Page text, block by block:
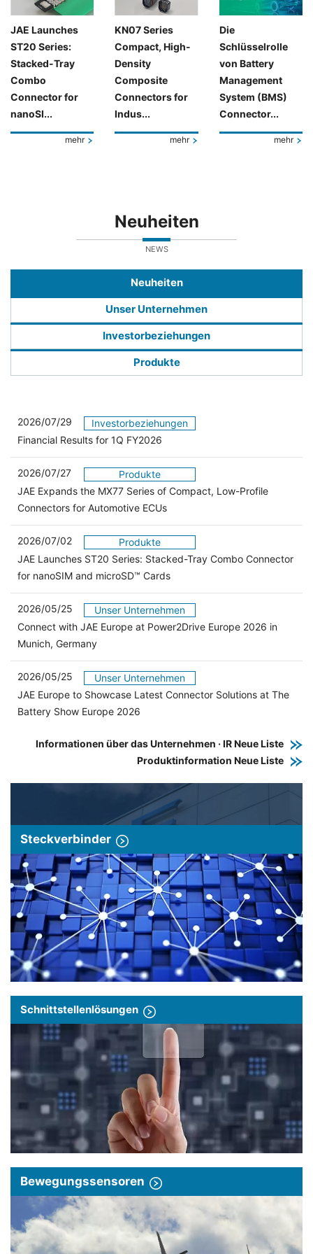
JAE Launches
ST20 Series:
Stacked-Tray
Combo
Connector for
nanoSI...
mehr
KN07 Series
Compact, High-
Density
Composite
Connectors for
Indus...
mehr
Die
Schlüsselrolle
von Battery
Management
System (BMS)
Connector...
mehr
Neuheiten
NEWS
Neuheiten
Unser Unternehmen
Investorbeziehungen
Produkte
2026/07/29
Investorbeziehungen
Financial Results for 1Q FY2026
2026/07/27
Produkte
JAE Expands the MX77 Series of Compact, Low-Profile
Connectors for Automotive ECUs
2026/07/02
Produkte
JAE Launches ST20 Series: Stacked-Tray Combo Connector
for nanoSIM and microSD™ Cards
2026/05/25
Unser Unternehmen
Connect with JAE Europe at Power2Drive Europe 2026 in
Munich, Germany
2026/05/25
Unser Unternehmen
JAE Europe to Showcase Latest Connector Solutions at The
Battery Show Europe 2026
Informationen über das Unternehmen · IR Neue Liste
Produktinformation Neue Liste
Steckverbinder
Schnittstellenlösungen
Bewegungssensoren